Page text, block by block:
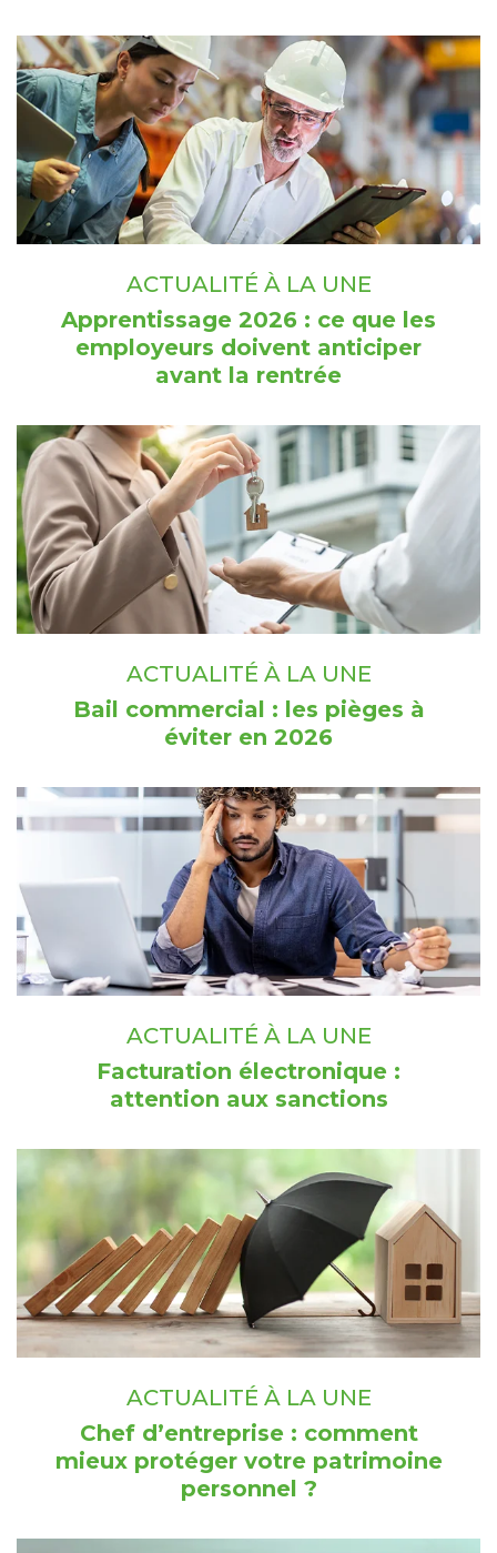
ACTUALITÉ À LA UNE
Apprentissage 2026 : ce que les
employeurs doivent anticiper
avant la rentrée
ACTUALITÉ À LA UNE
Bail commercial : les pièges à
éviter en 2026
ACTUALITÉ À LA UNE
Facturation électronique :
attention aux sanctions
ACTUALITÉ À LA UNE
Chef d’entreprise : comment
mieux protéger votre patrimoine
personnel ?